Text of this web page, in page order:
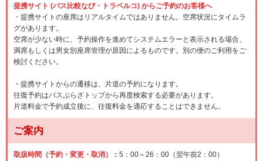
提携サイト (バス比較なび・トラベルコ) からご予約のお客様へ
・提携サイトの座席はリアルタイムではありません。空席状況にタイムラ
グがあります。
空席が少ない時に、予約操作を進めてシステムエラーと表示される場合、
満席もしくは男女別座席管理が原因によるものです。別の便のご利用をご
検討ください。
・提携サイトからの遷移は、片道の予約になります。
往復予約はバスぷらざトップから再度検索する必要があります。
片道料金で予約成立後に、往復料金を適応することはできません。
ご案内
取扱時間（予約・変更・取消）： 5：00～26：00（翌午前2：00）